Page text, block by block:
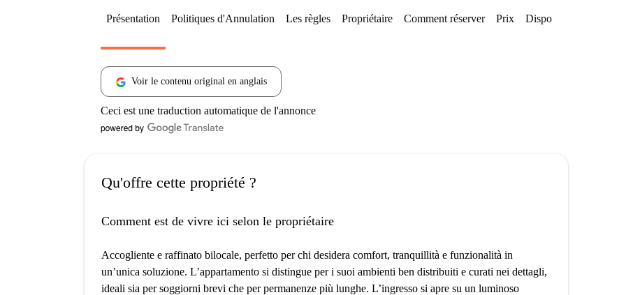
Présentation Politiques d'Annulation Les règles Propriétaire Comment réserver Prix Disponibilités
Voir le contenu original en anglais
Ceci est une traduction automatique de l'annonce
Qu'offre cette propriété ?
Comment est de vivre ici selon le propriétaire
Accogliente e raffinato bilocale, perfetto per chi desidera comfort, tranquillità e funzionalità in
un’unica soluzione. L’appartamento si distingue per i suoi ambienti ben distribuiti e curati nei dettagli,
ideali sia per soggiorni brevi che per permanenze più lunghe. L’ingresso si apre su un luminoso